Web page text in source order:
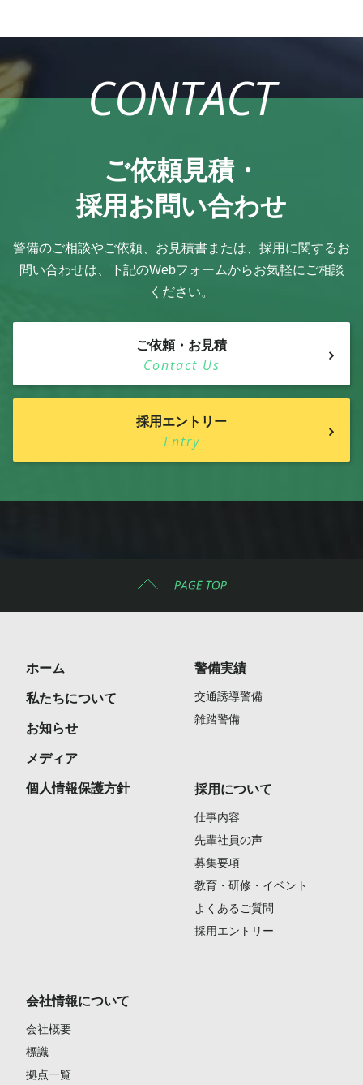
CONTACT
ご依頼見積・
採用お問い合わせ
警備のご相談やご依頼、お見積書または、採用に関するお
問い合わせは、 下記のWebフォームからお気軽にご相談
ください。
ご依頼・お見積
Contact Us
採用エントリー
Entry
ホーム
私たちについて
お知らせ
メディア
個人情報保護方針
警備実績
交通誘導警備
雑踏警備
採用について
仕事内容
先輩社員の声
募集要項
教育・研修・イベント
よくあるご質問
採用エントリー
会社情報について
会社概要
標識
拠点一覧